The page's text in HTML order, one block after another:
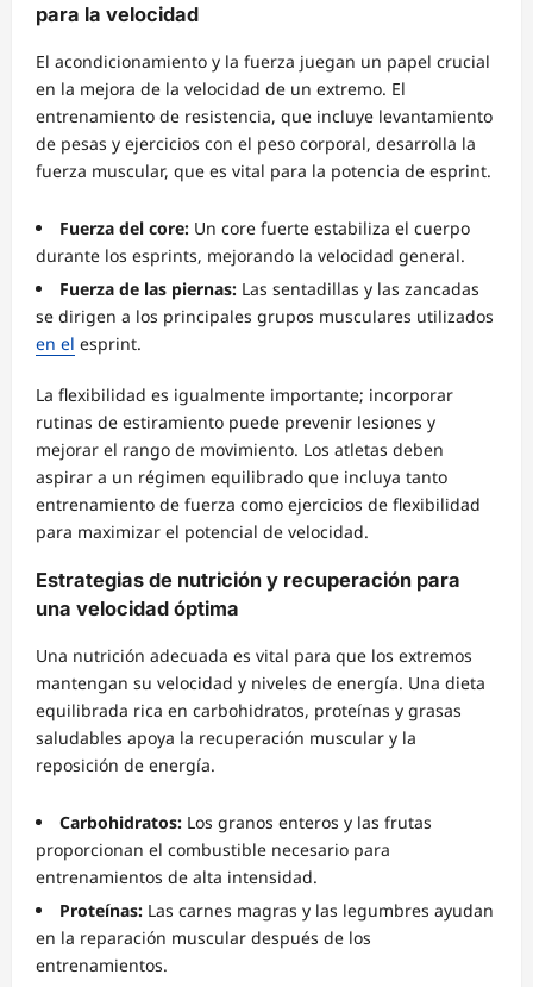
para la velocidad
El acondicionamiento y la fuerza juegan un papel crucial
en la mejora de la velocidad de un extremo. El
entrenamiento de resistencia, que incluye levantamiento
de pesas y ejercicios con el peso corporal, desarrolla la
fuerza muscular, que es vital para la potencia de esprint.
Fuerza del core: Un core fuerte estabiliza el cuerpo
durante los esprints, mejorando la velocidad general.
Fuerza de las piernas: Las sentadillas y las zancadas
se dirigen a los principales grupos musculares utilizados
en el esprint.
La flexibilidad es igualmente importante; incorporar
rutinas de estiramiento puede prevenir lesiones y
mejorar el rango de movimiento. Los atletas deben
aspirar a un régimen equilibrado que incluya tanto
entrenamiento de fuerza como ejercicios de flexibilidad
para maximizar el potencial de velocidad.
Estrategias de nutrición y recuperación para
una velocidad óptima
Una nutrición adecuada es vital para que los extremos
mantengan su velocidad y niveles de energía. Una dieta
equilibrada rica en carbohidratos, proteínas y grasas
saludables apoya la recuperación muscular y la
reposición de energía.
Carbohidratos: Los granos enteros y las frutas
proporcionan el combustible necesario para
entrenamientos de alta intensidad.
Proteínas: Las carnes magras y las legumbres ayudan
en la reparación muscular después de los
entrenamientos.